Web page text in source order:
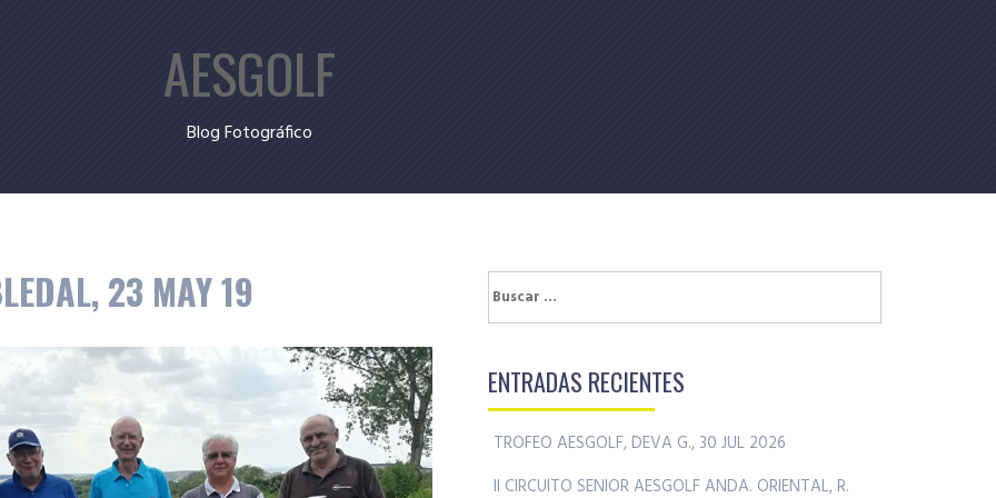
AESGOLF
Blog Fotográfico
23 MAY 19 Buscar:
ENTRADAS RECIENTES
TROFEO AESGOLF, DEVA G., 30 JUL 2026
II CIRCUITO SENIOR AESGOLF ANDA. ORIENTAL, R.